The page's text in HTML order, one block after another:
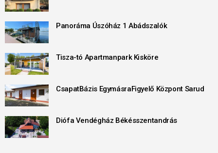
Panoráma Úszóház 1 Abádszalók
Tisza-tó Apartmanpark Kisköre
CsapatBázis EgymásraFigyelő Központ Sarud
Diófa Vendégház Békésszentandrás